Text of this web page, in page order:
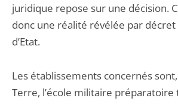
juridique repose sur une décision.
donc une réalité révélée par décret
d’Etat.
Les établissements concernés
Terre, l’école militaire préparatoire